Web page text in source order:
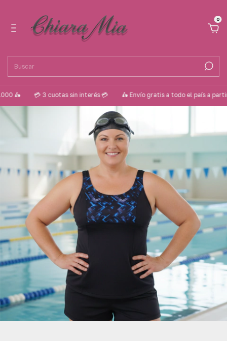
0
💳 3 cuotas sin interés 💳 🛵 Envío gratis a todo el país a partir de $